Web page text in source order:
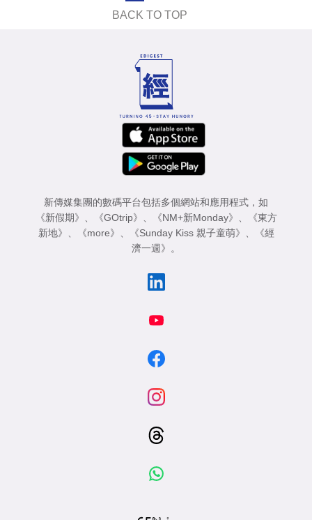
BACK TO TOP
新傳媒集團的數碼平台包括多個網站和應用程式，如
《新假期》 、 《GOtrip》 、 《NM+新Monday》 、
《東方
新地》 、 《more》 、 《Sunday Kiss 親子童萌》 、
《經
濟一週》 。